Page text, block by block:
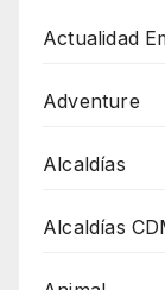
Actualidad
Adventure
Alcaldías
Alcaldías